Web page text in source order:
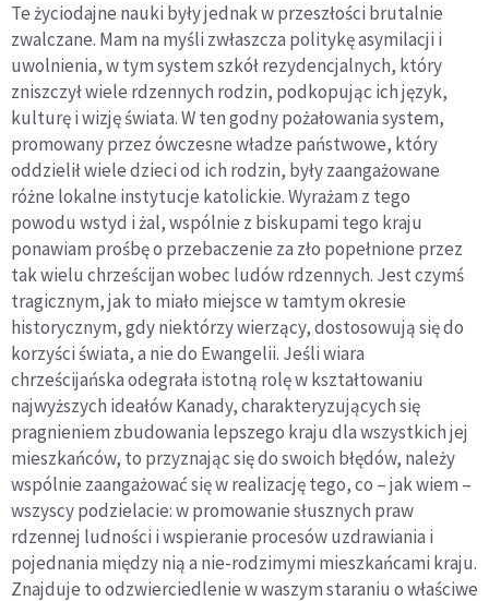
Te życiodajne nauki były jednak w przeszłości brutalnie
zwalczane. Mam na myśli zwłaszcza politykę asymilacji i
uwolnienia, w tym system szkół rezydencjalnych, który
zniszczył wiele rdzennych rodzin, podkopując ich język,
kulturę i wizję świata. W ten godny pożałowania system,
promowany przez ówczesne władze państwowe, który
oddzielił wiele dzieci od ich rodzin, były zaangażowane
różne lokalne instytucje katolickie. Wyrażam z tego
powodu wstyd i żal, wspólnie z biskupami tego kraju
ponawiam prośbę o przebaczenie za zło popełnione przez
tak wielu chrześcijan wobec ludów rdzennych. Jest czymś
tragicznym, jak to miało miejsce w tamtym okresie
historycznym, gdy niektórzy wierzący, dostosowują się do
korzyści świata, a nie do Ewangelii. Jeśli wiara
chrześcijańska odegrała istotną rolę w kształtowaniu
najwyższych ideałów Kanady, charakteryzujących się
pragnieniem zbudowania lepszego kraju dla wszystkich jej
mieszkańców, to przyznając się do swoich błędów, należy
wspólnie zaangażować się w realizację tego, co – jak wiem –
wszyscy podzielacie: w promowanie słusznych praw
rdzennej ludności i wspieranie procesów uzdrawiania i
pojednania między nią a nie-rodzimymi mieszkańcami kraju.
Znajduje to odzwierciedlenie w waszym staraniu o właściwe